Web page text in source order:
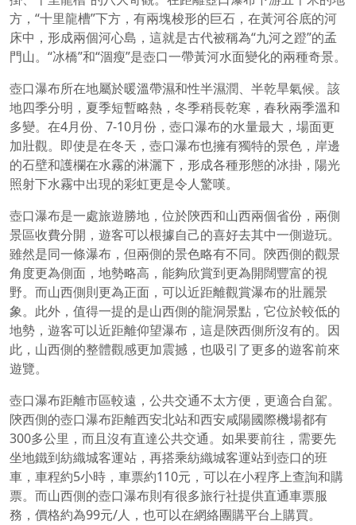
方，“十里龍槽”下方，有兩塊梭形的巨石，在黃河谷底的河
床中，形成兩個河心島，這就是古代被稱為“九河之蹬”的孟
門山。“冰橋”和“涸瘦”是壺口一帶黃河水面變化的兩種奇景。
壺口瀑布所在地屬於暖溫帶濕和性半濕潤、半乾旱氣候。該
地四季分明，夏季短暫略熱，冬季稍長乾寒，春秋兩季溫和
多變。在4月份、7-10月份，壺口瀑布的水量最大，場面更
加壯觀。即使是在冬天，壺口瀑布也擁有獨特的景色，岸邊
的石壁和護欄在水霧的淋灑下，形成各種形態的冰掛，陽光
照射下水霧中出現的彩虹更是令人驚嘆。
壺口瀑布是一處旅遊勝地，位於陝西和山西兩個省份，兩側
景區收費分開，遊客可以根據自己的喜好去其中一側遊玩。
雖然是同一條瀑布，但兩側的景色略有不同。陝西側的觀景
角度更為側面，地勢略高，能夠欣賞到更為開闊豐富的視
野。而山西側則更為正面，可以近距離觀賞瀑布的壯麗景
象。此外，值得一提的是山西側的龍洞景點，它位於較低的
地勢，遊客可以近距離仰望瀑布，這是陝西側所沒有的。因
此，山西側的整體觀感更加震撼，也吸引了更多的遊客前來
遊覽。
壺口瀑布距離市區較遠，公共交通不太方便，更適合自駕。
陝西側的壺口瀑布距離西安北站和西安咸陽國際機場都有
300多公里，而且沒有直達公共交通。如果要前往，需要先
坐地鐵到紡織城客運站，再搭乘紡織城客運站到壺口的班
車，車程約5小時，車票約110元，可以在小程序上查詢和購
票。而山西側的壺口瀑布則有很多旅行社提供直通車票服
務，價格約為99元/人，也可以在網絡團購平台上購買。